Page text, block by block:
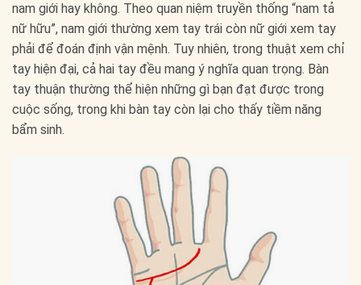
nam giới hay không. Theo quan niệm truyền thống “nam tả
nữ hữu”, nam giới thường xem tay trái còn nữ giới xem tay
phải để đoán định vận mệnh. Tuy nhiên, trong thuật xem chỉ
tay hiện đại, cả hai tay đều mang ý nghĩa quan trọng. Bàn
tay thuận thường thể hiện những gì bạn đạt được trong
cuộc sống, trong khi bàn tay còn lại cho thấy tiềm năng
bẩm sinh.